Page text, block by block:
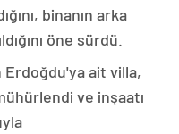
binanın arka
öne sürdü.
Erdoğdu'ya ait villa,
ve inşaatı